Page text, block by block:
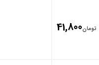
تومان41,800